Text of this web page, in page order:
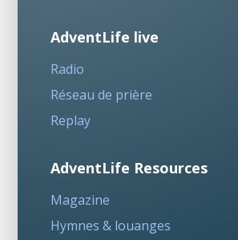
AdventLife live
Radio
Réseau de prière
Replay
AdventLife Resources
Magazine
Hymnes & louanges